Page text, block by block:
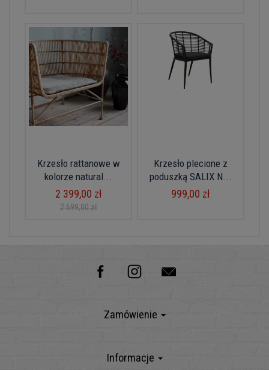
Krzesło rattanowe w
kolorze natural...
2 399,00 zł
2 699,00 zł
Krzesło plecione z
poduszką SALIX N...
999,00 zł
Zamówienie
Informacje